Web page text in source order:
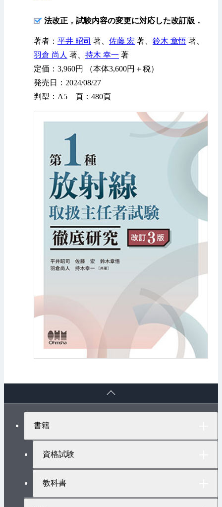
法改正，試験内容の変更に対応した改訂版．
著者： 平井 昭司 著、 佐藤 宏 著、 鈴木 章悟 著、
羽倉 尚人 著、 持木 幸一 著
定価：3,960円 （本体3,600円＋税）
発売日：2024/08/27
判型：A5 頁：480頁
書籍
資格試験
教科書